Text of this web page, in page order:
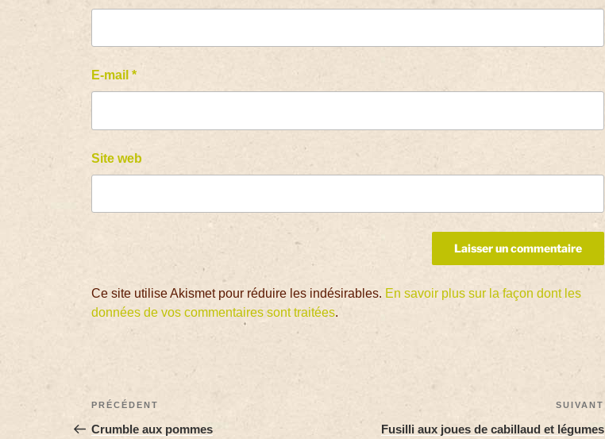
E-mail*
Site web
Ce site utilise Akismet pour réduire les indésirables. En savoir plus sur la façon dont les
données de vos commentaires sont traitées.
PRÉCÉDENT
Crumble aux pommes
SUIVANT
Fusilli aux joues de cabillaud et légumes